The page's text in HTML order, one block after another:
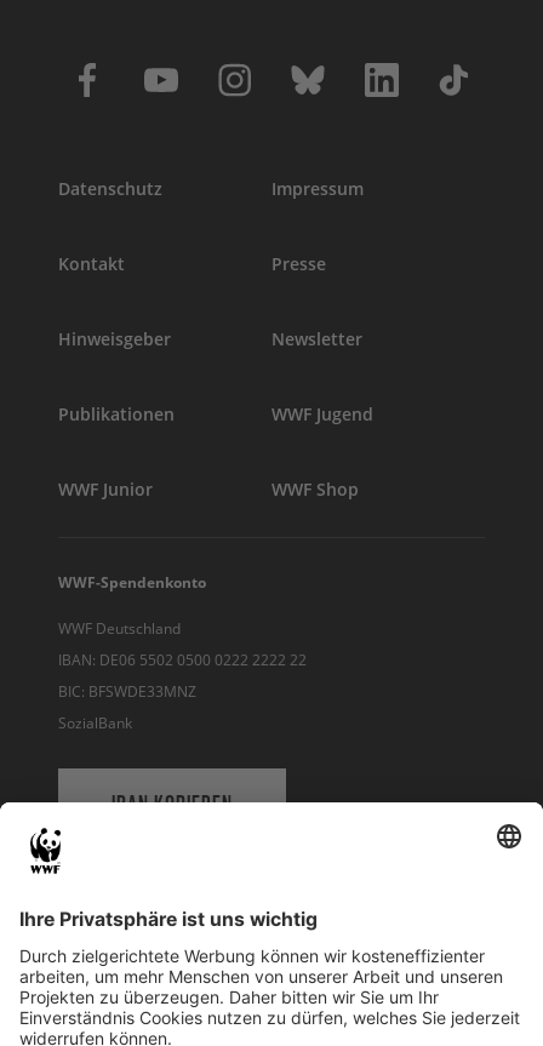
Datenschutz Impressum
Kontakt Presse
Hinweisgeber Newsletter
Publikationen WWF Jugend
WWF Junior WWF Shop
WWF-Spendenkonto
WWF Deutschland
IBAN: DE06 5502 0500 0222 2222 22
BIC: BFSWDE33MNZ
SozialBank
IBAN KOPIEREN
WWF Deutschland
Reinhardtstr. 18